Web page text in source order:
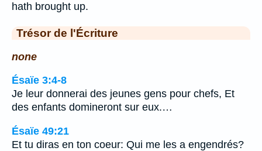
hath brought up.
Trésor de l'Écriture
none
Ésaïe 3:4-8
Je leur donnerai des jeunes gens pour chefs, Et
des enfants domineront sur eux.…
Ésaïe 49:21
Et tu diras en ton coeur: Qui me les a engendrés?